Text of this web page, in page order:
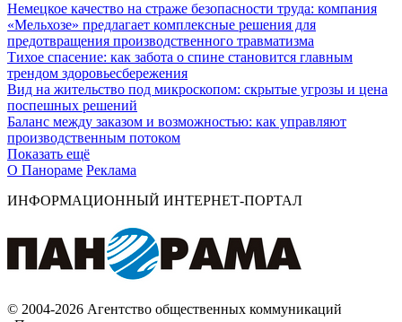
Немецкое качество на страже безопасности труда: компания
«Мельхозе» предлагает комплексные решения для
предотвращения производственного травматизма
Тихое спасение: как забота о спине становится главным
трендом здоровьесбережения
Вид на жительство под микроскопом: скрытые угрозы и цена
поспешных решений
Баланс между заказом и возможностью: как управляют
производственным потоком
Показать ещё
О Панораме Реклама
ИНФОРМАЦИОННЫЙ ИНТЕРНЕТ-ПОРТАЛ
© 2004-2026 Агентство общественных коммуникаций